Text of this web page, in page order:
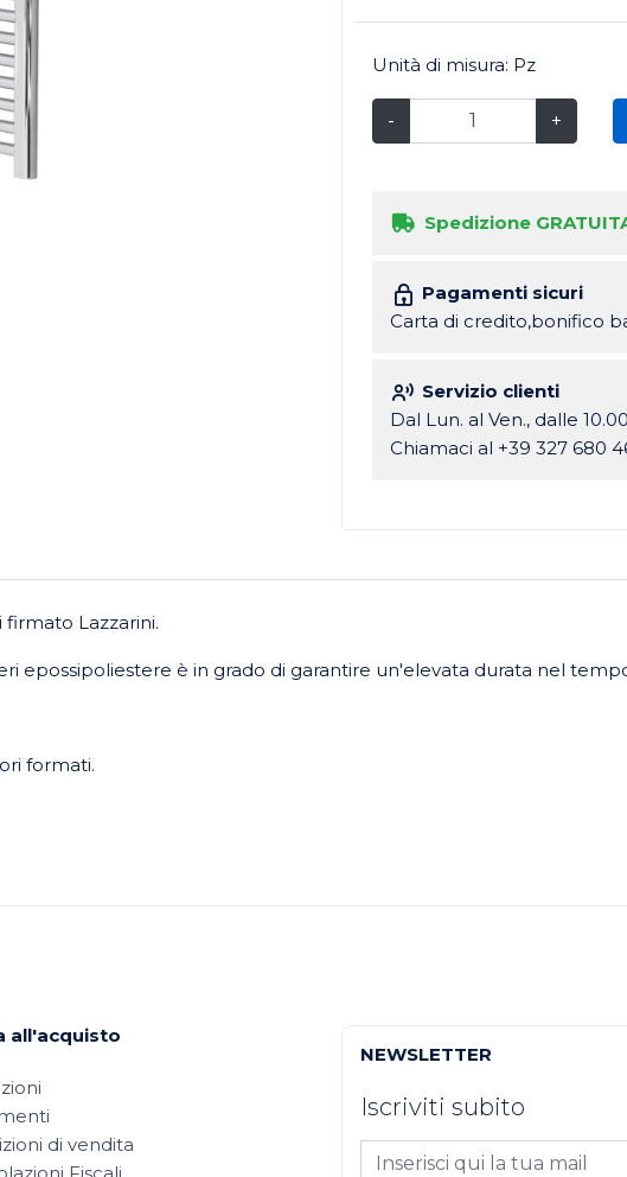
Unità di misura: Pz
- +
Spedizione
Pagamenti sicuri
Carta di credito,bonifico
Servizio clienti
Dal Lun. al Ven., dalle
Chiamaci al +39 327 680
Lazzarini.
epossipoliestere è in grado di garantire un'elevata durata nel
formati.
all'acquisto
di vendita
NEWSLETTER
Iscriviti subito